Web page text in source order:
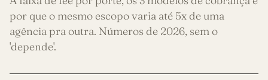
SOBRENOME *
por que o mesmo escopo varia até 5x de uma
agência pra outra. Números de 2026, sem o
'depende'.